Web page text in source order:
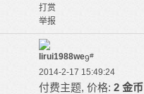
打赏
举报
lirui1988we9#
2014-2-17 15:49:24
付费主题, 价格: 2 金币